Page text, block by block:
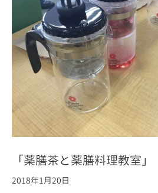
「薬膳茶と薬膳料理教室」
2018年1月20日